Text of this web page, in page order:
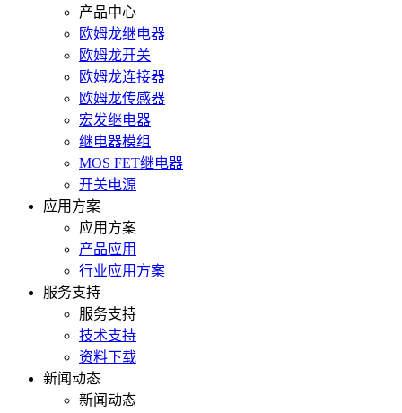
产品中心
欧姆龙继电器
欧姆龙开关
欧姆龙连接器
欧姆龙传感器
宏发继电器
继电器模组
MOS FET继电器
开关电源
应用方案
应用方案
产品应用
行业应用方案
服务支持
服务支持
技术支持
资料下载
新闻动态
新闻动态